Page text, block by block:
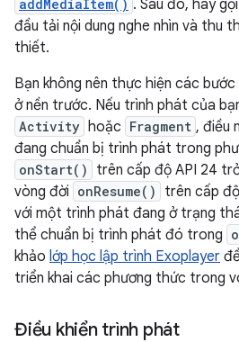
addMediaItem() . Sau đó, hãy gọi
đầu tải nội dung nghe nhìn và thu
thiết.
Bạn không nên thực hiện các
ở nền trước. Nếu trình phát của
Activity hoặc Fragment , điều
đang chuẩn bị trình phát trong
onStart()
trên cấp độ API 24
vòng đời onResume()
trên cấp
với một trình phát đang ở trạng
thể chuẩn bị trình phát đó trong
khảo lớp học lập trình Exoplayer
triển khai các phương thức trong
Điều khiển trình phát